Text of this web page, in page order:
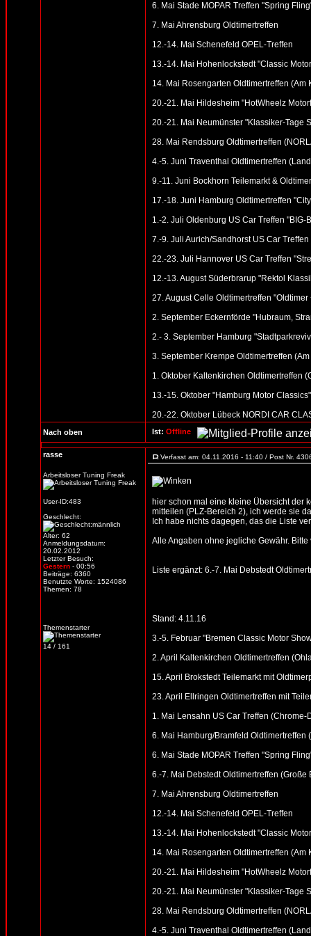
6. Mai Stade MOPAR Treffen "Spring
7. Mai Ahrensburg Oldtimertreffen
12.-14. Mai Schenefeld OPEL-Treffen
13.-14. Mai Hohenlockstedt "Classic
14. Mai Rosengarten Oldtimertreffen (Am
20.-21. Mai Hildesheim "HotWheelz
20.-21. Mai Neumünster "Klassiker-Tage
28. Mai Rendsburg Oldtimertreffen
4.-5. Juni Traventhal Oldtimertreffen
9.-11. Juni Bockhorn Teilemarkt &
17.-18. Juni Hamburg Oldtimertreffen
1.-2. Juli Oldenburg US Car Treffen
7.-9. Juli Aurich/Sandhorst US Car
22.-23. Juli Hannover US Car Treffen
12.-13. August Süderbrarup "Rektol
27. August Celle Oldtimertreffen "Oldtimer
2. September Eckernförde "Hubraum,
2.- 3. September Hamburg
3. September Krempe Oldtimertreffen
1. Oktober Kaltenkirchen Oldtimertreffen
13.-15. Oktober "Hamburg Motor
20.-22. Oktober Lübeck NORDI CAR
Nach oben Ist: Offline
rasse
Arbeitsloser Tuning Freak
User-ID:483
Geschlecht:
Alter: 62
Anmeldungsdatum:
20.02.2012
Letzter Besuch:
Gestern - 00:56
Beiträge: 6360
Benutzte Worte: 1524086
Themen: 78
Themenstarter
14 / 161
Verfasst am: 04.11.2016 - 11:40 / Post Nr.
hier schon mal eine kleine Übersicht der
mitteilen (PLZ-Bereich 2), ich werde sie
Ich habe nichts dagegen, das die Liste
Alle Angaben ohne jegliche Gewähr.
Liste ergänzt: 6.-7. Mai Debstedt
Stand: 4.11.16
3.-5. Februar "Bremen Classic Motor
2. April Kaltenkirchen Oldtimertreffen
15. April Brokstedt Teilemarkt mit
23. April Ellringen Oldtimertreffen mit
1. Mai Lensahn US Car Treffen (Chrome-
6. Mai Hamburg/Bramfeld Oldtimertreffen
6. Mai Stade MOPAR Treffen "Spring
6.-7. Mai Debstedt Oldtimertreffen (Große
7. Mai Ahrensburg Oldtimertreffen
12.-14. Mai Schenefeld OPEL-Treffen
13.-14. Mai Hohenlockstedt "Classic
14. Mai Rosengarten Oldtimertreffen (Am
20.-21. Mai Hildesheim "HotWheelz
20.-21. Mai Neumünster "Klassiker-Tage
28. Mai Rendsburg Oldtimertreffen
4.-5. Juni Traventhal Oldtimertreffen